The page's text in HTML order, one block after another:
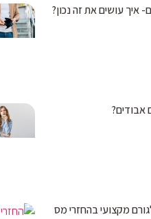
איך עושים את זה נכון?
אבודים?
מקצועי בהחזרי מס